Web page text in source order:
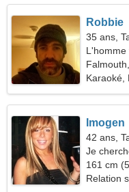
Robbie
35 ans,
Karaoké,
Imogen
42 ans,
Je
161 cm
Relation